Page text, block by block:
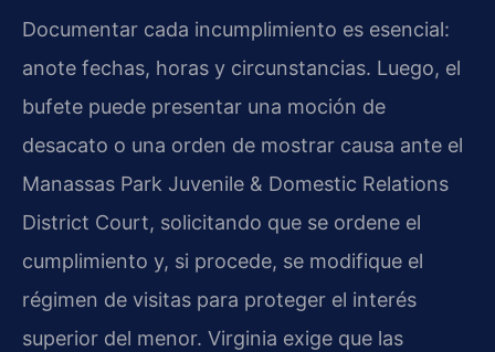
Documentar cada incumplimiento es esencial:
anote fechas, horas y circunstancias. Luego, el
bufete puede presentar una moción de
desacato o una orden de mostrar causa ante el
Manassas Park Juvenile & Domestic Relations
District Court, solicitando que se ordene el
cumplimiento y, si procede, se modifique el
régimen de visitas para proteger el interés
superior del menor. Virginia exige que las